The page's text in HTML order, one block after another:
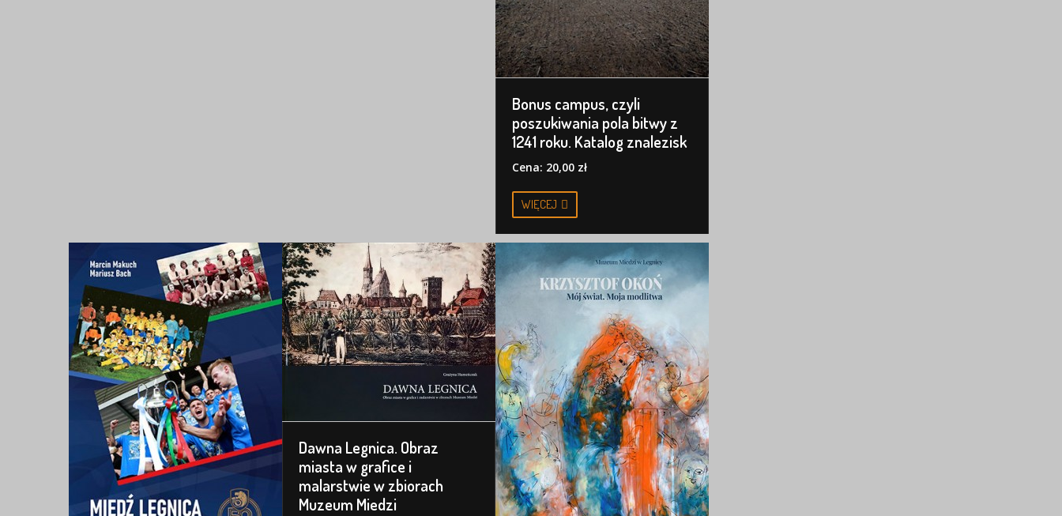
Bonus campus, czyli
poszukiwania pola bitwy z
1241 roku. Katalog znalezisk
Cena: 20,00 zł
WIĘCEJ
Dawna Legnica. Obraz
miasta w grafice i
malarstwie w zbiorach
Muzeum Miedzi